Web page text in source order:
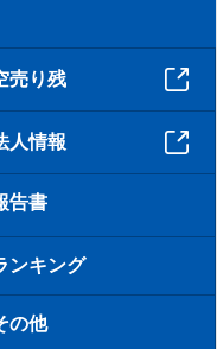
売り残
人情報
告書
ンキング
の他